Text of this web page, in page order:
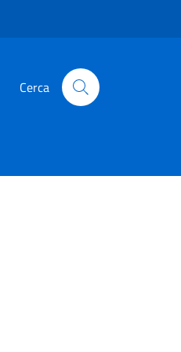
Cerca